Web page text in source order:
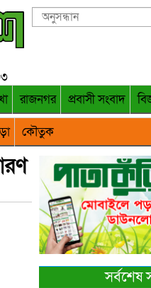
রাজনগর প্রবাসী সংবাদ
কৌতুক
সর্বশেষ